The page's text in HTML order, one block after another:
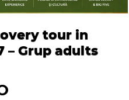
tour in
– Grup adults